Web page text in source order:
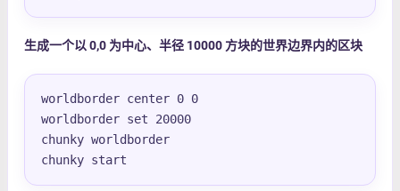
生成一个以 0,0 为中心、半径 10000 方块的世界边界内的区块
worldborder center 0 0
worldborder set 20000
chunky worldborder
chunky start